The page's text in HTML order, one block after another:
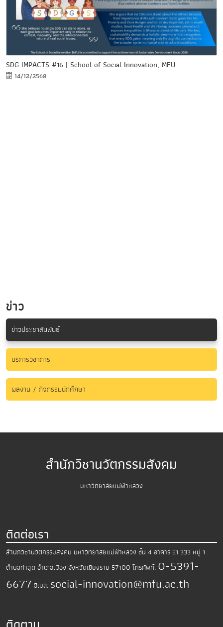
SDG IMPACTS #16 | School of Social Innovation, MFU
14/12/2568
ข่าว
ข่าวประชาสัมพันธ์
บริการวิชาการ
ผลงาน / กิจกรรมนักศึกษา
สำนักวิชานวัตกรรมสังคม
มหาวิทยาลัยแม่ฟ้าหลวง
ติดต่อเรา
สำนักวิชานวัตกรรมสังคม มหาวิทยาลัยแม่ฟ้าหลวง ชั้น 4 อาคาร E1 333 หมู่ 1
ตำบลท่าสุด อำเภอเมือง จังหวัดเชียงราย 57100 โทรศัพท์. 0-5391-
6677 อีเมล: social-innovation@mfu.ac.th